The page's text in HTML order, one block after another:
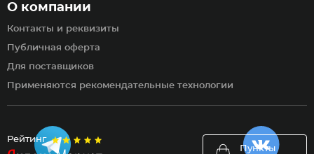
Рейтинг
Пункты
О компании
Контакты и реквизиты
Публичная оферта
Для поставщиков
Применяются рекомендательные технологии